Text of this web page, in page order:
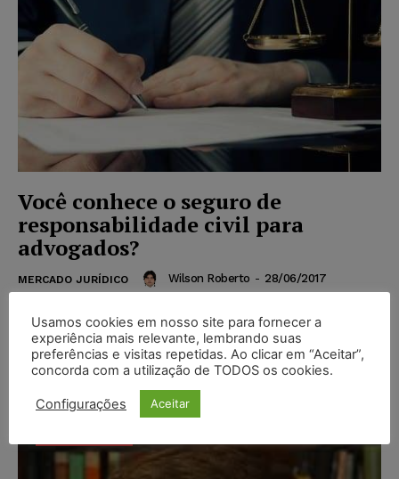
Você conhece o seguro de
responsabilidade civil para
advogados?
MERCADO JURÍDICO Wilson Roberto - 28/06/2017
para advogados vem crescendo nos últimos anos,
principalmente porque, aos poucos, os cidadãos estão
tomando conhecimento...
Usamos cookies em nosso site para fornecer a
experiência mais relevante, lembrando suas
preferências e visitas repetidas. Ao clicar em “Aceitar”,
concorda com a utilização de TODOS os cookies.
Configurações Aceitar